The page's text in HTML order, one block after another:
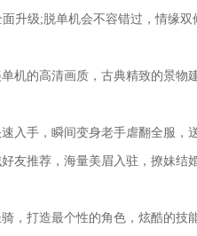
级;脱单机会不容错过，情缘双
的高清画质，古典精致的景物
手，瞬间变身老手虐翻全服，
推荐，海量美眉入驻，撩妹结
打造最个性的角色，炫酷的技